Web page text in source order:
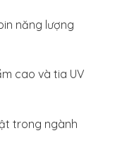
năng lượng
cao và tia UV
trong ngành